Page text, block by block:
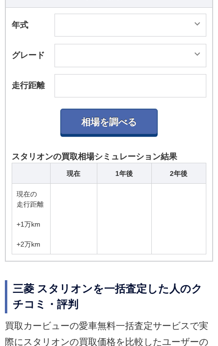
年式
グレード
走行距離
スタリオンの買取相場シミュレーション結果
現在 1年後 2年後
現在の
走行距離
+1万km
+2万km
三菱 スタリオンを一括査定した人のク
チコミ・評判
買取カービューの愛車無料一括査定サービスで実
際にスタリオンの買取価格を比較したユーザーの